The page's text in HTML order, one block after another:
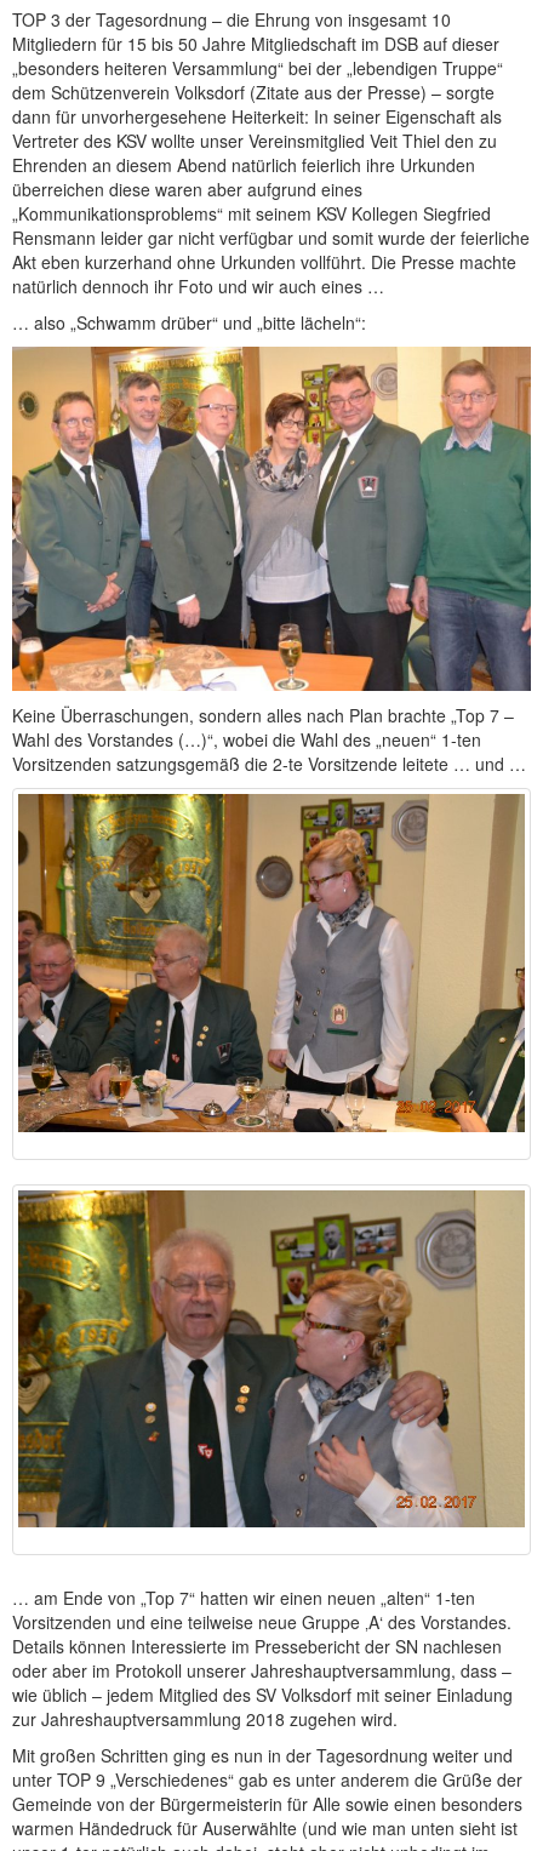
TOP 3 der Tagesordnung – die Ehrung von insgesamt 10
Mitgliedern für 15 bis 50 Jahre Mitgliedschaft im DSB auf dieser
„besonders heiteren Versammlung“ bei der „lebendigen Truppe“
dem Schützenverein Volksdorf (Zitate aus der Presse) – sorgte
dann für unvorhergesehene Heiterkeit: In seiner Eigenschaft als
Vertreter des KSV wollte unser Vereinsmitglied Veit Thiel den zu
Ehrenden an diesem Abend natürlich feierlich ihre Urkunden
überreichen diese waren aber aufgrund eines
„Kommunikationsproblems“ mit seinem KSV Kollegen Siegfried
Rensmann leider gar nicht verfügbar und somit wurde der feierliche
Akt eben kurzerhand ohne Urkunden vollführt. Die Presse machte
natürlich dennoch ihr Foto und wir auch eines …
… also „Schwamm drüber“ und „bitte lächeln“:
Keine Überraschungen, sondern alles nach Plan brachte „Top 7 –
Wahl des Vorstandes (…)“, wobei die Wahl des „neuen“ 1-ten
Vorsitzenden satzungsgemäß die 2-te Vorsitzende leitete … und …
… am Ende von „Top 7“ hatten wir einen neuen „alten“ 1-ten
Vorsitzenden und eine teilweise neue Gruppe ‚A‘ des Vorstandes.
Details können Interessierte im Pressebericht der SN nachlesen
oder aber im Protokoll unserer Jahreshauptversammlung, dass –
wie üblich – jedem Mitglied des SV Volksdorf mit seiner Einladung
zur Jahreshauptversammlung 2018 zugehen wird.
Mit großen Schritten ging es nun in der Tagesordnung weiter und
unter TOP 9 „Verschiedenes“ gab es unter anderem die Grüße der
Gemeinde von der Bürgermeisterin für Alle sowie einen besonders
warmen Händedruck für Auserwählte (und wie man unten sieht ist